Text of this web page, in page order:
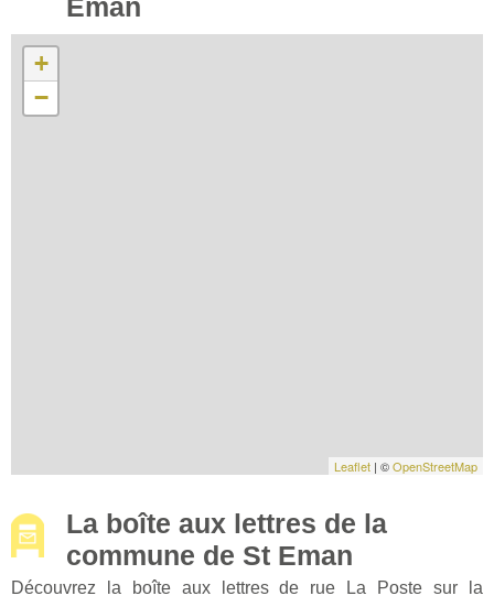
Eman
+
−
Leaflet | ©OpenStreetMap
La boîte aux lettres de la
commune de St Eman
Découvrez la boîte aux lettres de rue La Poste sur la